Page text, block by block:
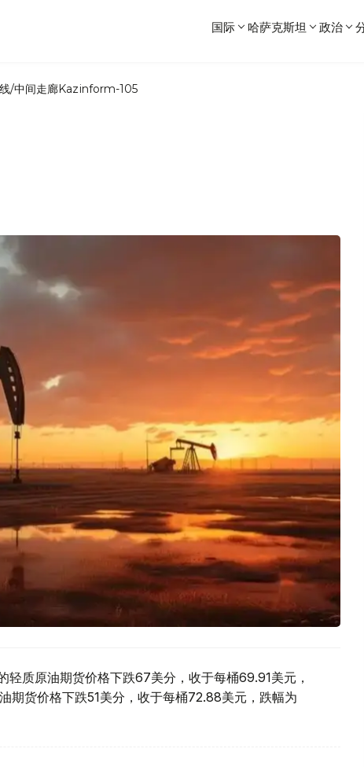
国际 哈萨克斯坦 政治
/中间走廊Kazinform-105
质原油期货价格下跌67美分，收于每桶69.91美元，
期货价格下跌51美分，收于每桶72.88美元，跌幅为